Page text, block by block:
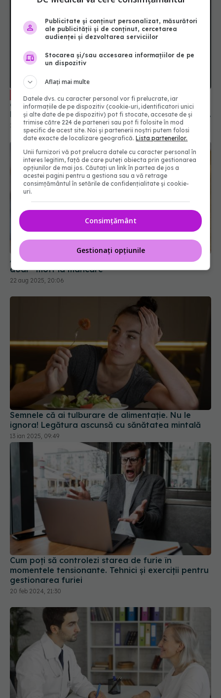
care sunt primele semne. Psihiatrul Raluca Ioana
Modoranu: Se simte amenințat sau respins în mod
real
29 apr 2024, 11:51
doar “moft la mâncare”
22 aug 2025, 20:06
Semnele că ai tulburare de alimentație. Nu le
ignora! Legătura ascunsă cu sănătatea mintală
13 ian 2025, 09:49
Cum poți să controlezi starea de furie în
momentele tensionante. Tehnici și exerciții pentru
gestionarea furiei
20 feb 2024, 21:30
Publicitate și conținut personalizat, măsurători
ale publicității și de conținut, cercetarea
audienței și dezvoltarea serviciilor
Stocarea și/sau accesarea informațiilor de pe
un dispozitiv
Aflați mai multe
Datele dvs. cu caracter personal vor fi prelucrate, iar
informațiile de pe dispozitiv (cookie-uri, identificatori unici
și alte date de pe dispozitiv) pot fi stocate, accesate de și
trimise către 224 de parteneri sau pot fi folosite în mod
specific de acest site. Noi și partenerii noștri putem folosi
date exacte de localizare geografică.Lista partenerilor.
Unii furnizori vă pot prelucra datele cu caracter personal în
interes legitim, față de care puteți obiecta prin gestionarea
opțiunilor de mai jos. Căutați un link în partea de jos a
acestei pagini pentru a gestiona sau a vă retrage
consimțământul în setările de confidențialitate și cookie-
uri.
Consimțământ
Gestionați opțiunile